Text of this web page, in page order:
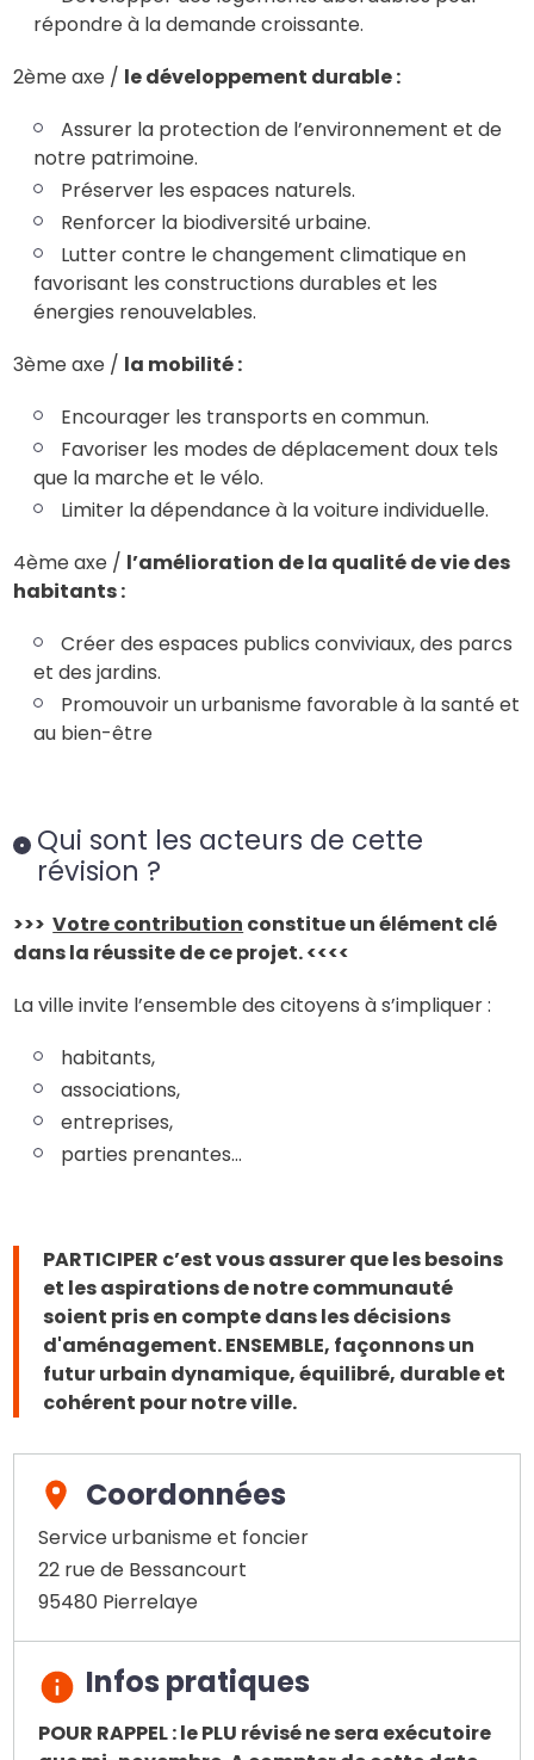
répondre à la demande croissante.
2ème axe / le développement durable :
Assurer la protection de l’environnement et de
notre patrimoine.
Préserver les espaces naturels.
Renforcer la biodiversité urbaine.
Lutter contre le changement climatique en
favorisant les constructions durables et les
énergies renouvelables.
3ème axe / la mobilité :
Encourager les transports en commun.
Favoriser les modes de déplacement doux tels
que la marche et le vélo.
Limiter la dépendance à la voiture individuelle.
4ème axe / l’amélioration de la qualité de vie des
habitants :
Créer des espaces publics conviviaux, des parcs
et des jardins.
Promouvoir un urbanisme favorable à la santé et
au bien-être
Qui sont les acteurs de cette
révision ?
>>>Votre contribution constitue un élément clé
dans la réussite de ce projet. <<<<
La ville invite l’ensemble des citoyens à s’impliquer :
habitants,
associations,
entreprises,
parties prenantes...
PARTICIPER c’est vous assurer que les besoins
et les aspirations de notre communauté
soient pris en compte dans les décisions
d'aménagement. ENSEMBLE, façonnons un
futur urbain dynamique, équilibré, durable et
cohérent pour notre ville.
Coordonnées
Service urbanisme et foncier
22 rue de Bessancourt
95480 Pierrelaye
Infos pratiques
POUR RAPPEL : le PLU révisé ne sera exécutoire